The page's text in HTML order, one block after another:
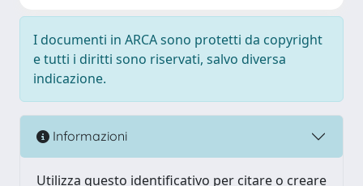
I documenti in ARCA sono protetti da copyright
e tutti i diritti sono riservati, salvo diversa
indicazione.
Informazioni
Utilizza questo identificativo per citare o creare